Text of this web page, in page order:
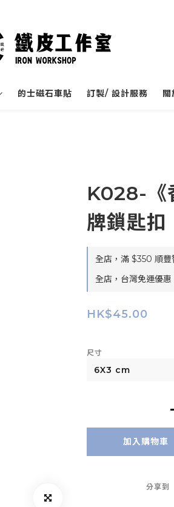
的士磁石車貼 訂製/ 設計服務
K028-《
牌鎖匙扣
全店，滿 $350 順豐
全店，台灣免運優
HK$45.00
尺寸
加入購物車
分享到